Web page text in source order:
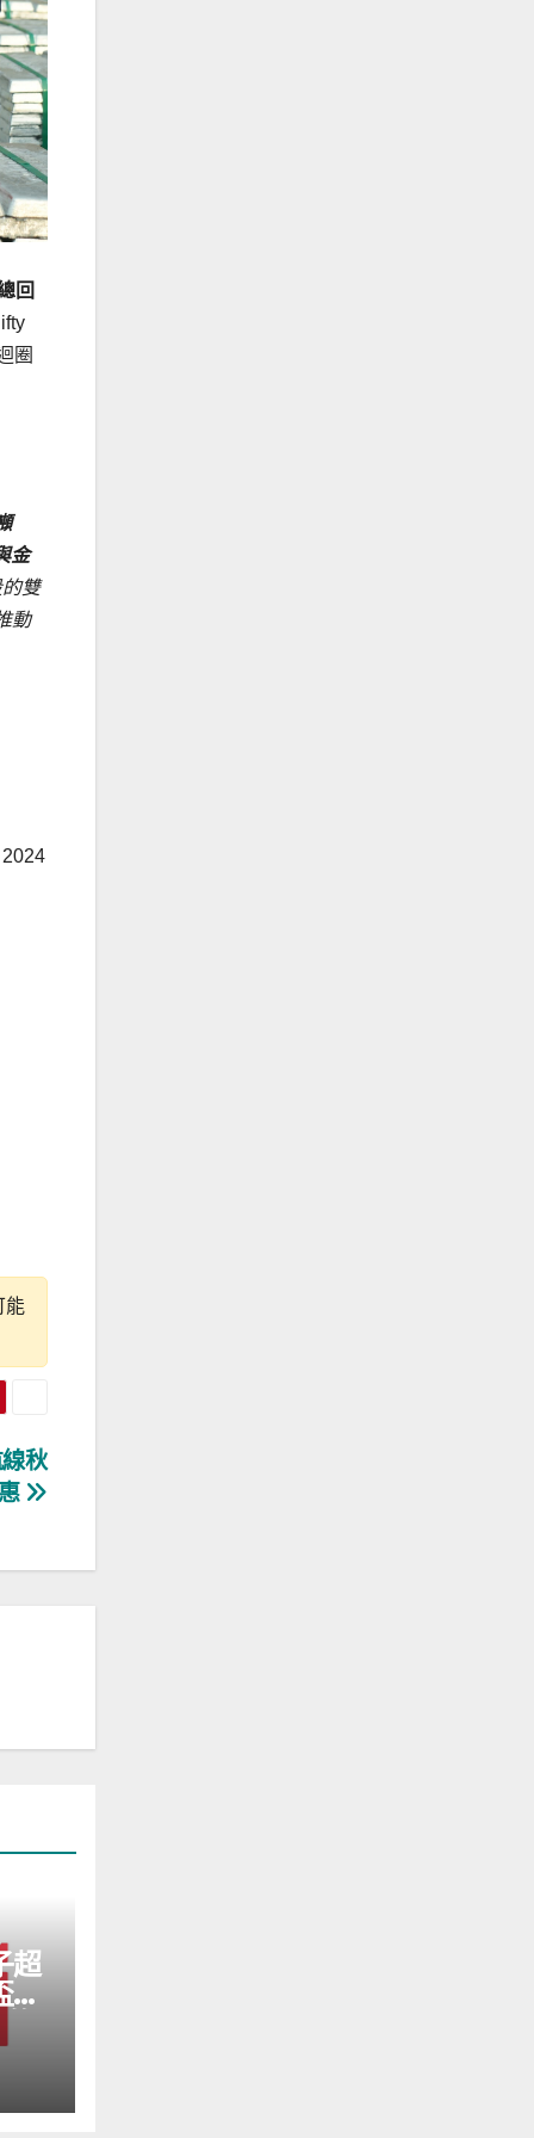
回
圈
金
雙
動
能
秋
超
，